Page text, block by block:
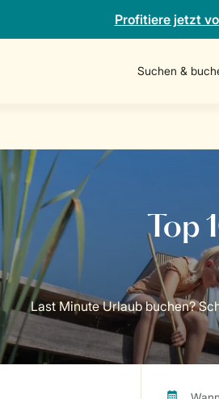
Profitiere jetzt
Suchen &
Last Minute Urlaub buchen?